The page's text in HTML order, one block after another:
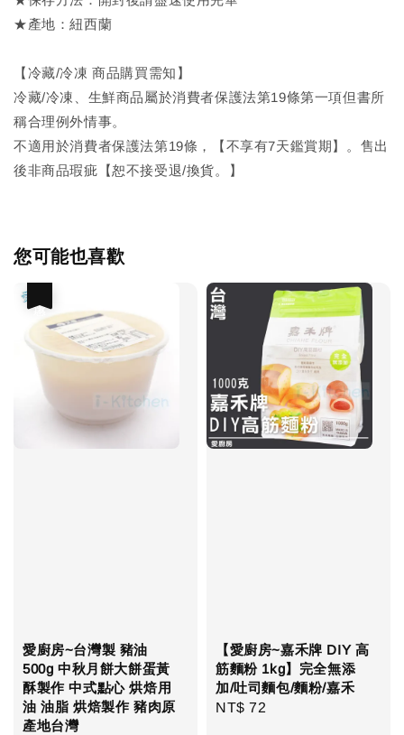
★產地：紐西蘭
【冷藏/冷凍 商品購買需知】
冷藏/冷凍、生鮮商品屬於消費者保護法第19條第一項但書所
稱合理例外情事。
不適用於消費者保護法第19條，【不享有7天鑑賞期】。售出
後非商品瑕疵【恕不接受退/換貨。】
您可能也喜歡
愛廚房~台灣製 豬油
500g 中秋月餅大餅蛋黃
酥製作 中式點心 烘焙用
油 油脂 烘焙製作 豬肉原
產地台灣
【愛廚房~嘉禾牌 DIY 高
筋麵粉 1kg】完全無添
加/吐司麵包/麵粉/嘉禾
Regular
NT$ 72